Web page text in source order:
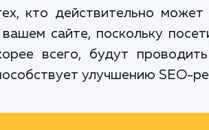
кто действительно
сайте, поскольку
всего, будут
улучшению SEO-